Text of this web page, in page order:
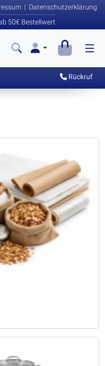
50€ Bestellwert
| Datenschutzerklärung
Rückruf